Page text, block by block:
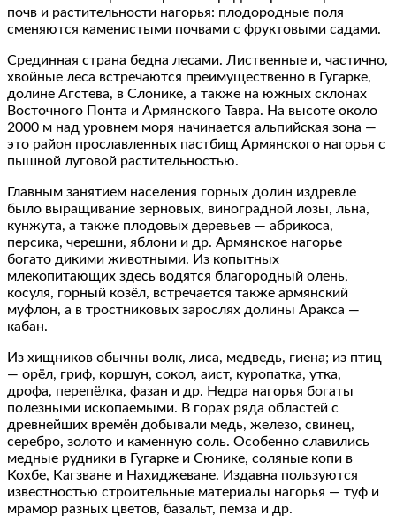
почв и растительности нагорья: плодородные поля
сменяются каменистыми почвами с фруктовыми садами.
Срединная страна бедна лесами. Лиственные и, частично,
хвойные леса встречаются преимущественно в Гугарке,
долине Агстева, в Слонике, а также на южных склонах
Восточного Понта и Армянского Тавра. На высоте около
2000 м над уровнем моря начинается альпийская зона —
это район прославленных пастбищ Армянского нагорья с
пышной луговой растительностью.
Главным занятием населения горных долин издревле
было выращивание зерновых, виноградной лозы, льна,
кунжута, а также плодовых деревьев — абрикоса,
персика, черешни, яблони и др. Армянское нагорье
богато дикими животными. Из копытных
млекопитающих здесь водятся благородный олень,
косуля, горный козёл, встречается также армянский
муфлон, а в тростниковых зарослях долины Аракса —
кабан.
Из хищников обычны волк, лиса, медведь, гиена; из птиц
— орёл, гриф, коршун, сокол, аист, куропатка, утка,
дрофа, перепёлка, фазан и др. Недра нагорья богаты
полезными ископаемыми. В горах ряда областей с
древнейших времён добывали медь, железо, свинец,
серебро, золото и каменную соль. Особенно славились
медные рудники в Гугарке и Сюнике, соляные копи в
Кохбе, Кагзване и Нахиджеване. Издавна пользуются
известностью строительные материалы нагорья — туф и
мрамор разных цветов, базальт, пемза и др.